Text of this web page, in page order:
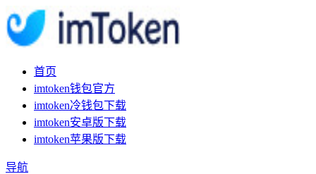
首页
imtoken钱包官方
imtoken冷钱包下载
imtoken安卓版下载
imtoken苹果版下载
导航